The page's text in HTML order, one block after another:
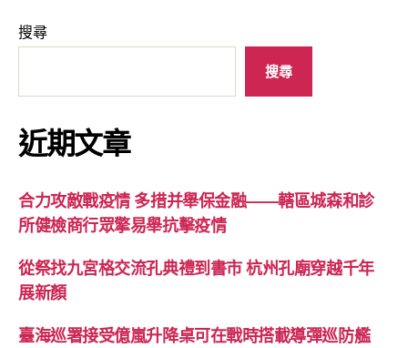
搜尋
搜尋
近期文章
合力攻敵戰疫情 多措并舉保金融——轄區城森和診
所健檢商行眾擎易舉抗擊疫情
從祭找九宮格交流孔典禮到書市 杭州孔廟穿越千年
展新顏
臺海巡署接受億嵐升降桌可在戰時搭載導彈巡防艦